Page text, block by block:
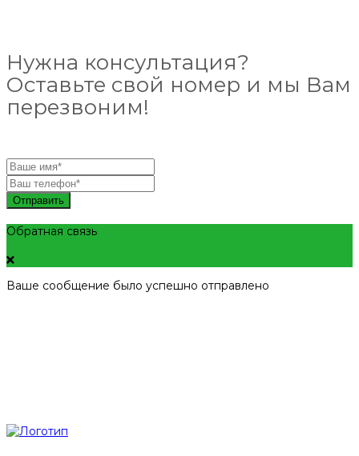
Нужна консультация?
Оставьте свой номер и мы Вам
перезвоним!
Отправить
Обратная связь
Ваше сообщение было успешно отправлено